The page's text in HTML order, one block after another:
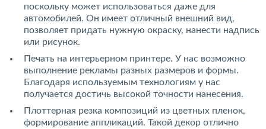
поскольку может использоваться даже для
автомобилей. Он имеет отличный внешний вид,
позволяет придать нужную окраску, нанести надпись
или рисунок.
Печать на интерьерном принтере. У нас возможно
выполнение рекламы разных размеров и формы.
Благодаря используемым технологиям у нас
получается достичь высокой точности нанесения.
Плоттерная резка композиций из цветных пленок,
формирование аппликаций. Такой декор отлично